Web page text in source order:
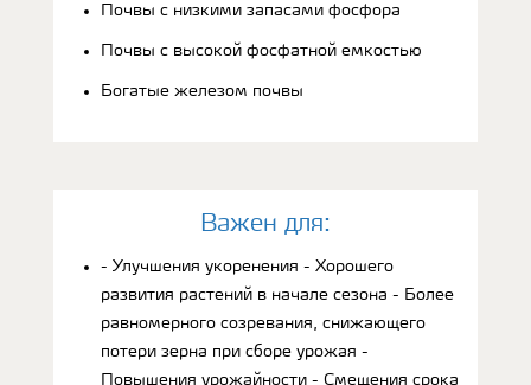
Почвы с низкими запасами фосфора
Почвы с высокой фосфатной емкостью
Богатые железом почвы
Bажен для:
- Улучшения укоренения - Хорошего
развития растений в начале сезона - Более
равномерного созревания, снижающего
потери зерна при сборе урожая -
Повышения урожайности - Смещения срока